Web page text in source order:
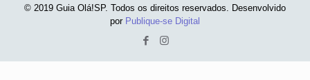
© 2019 Guia Olá!SP. Todos os direitos reservados. Desenvolvido
por Publique-se Digital